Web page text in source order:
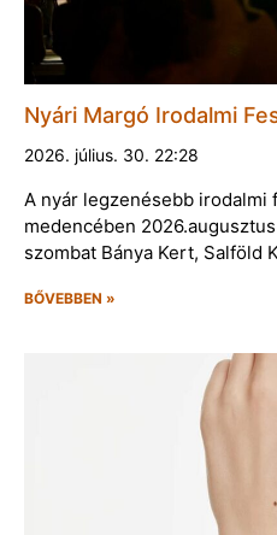
Nyári Margó Irodalmi
2026. július. 30. 22:28
A nyár legzenésebb irodalmi
medencében
szombat Bánya Kert, Salföld
BŐVEBBEN »